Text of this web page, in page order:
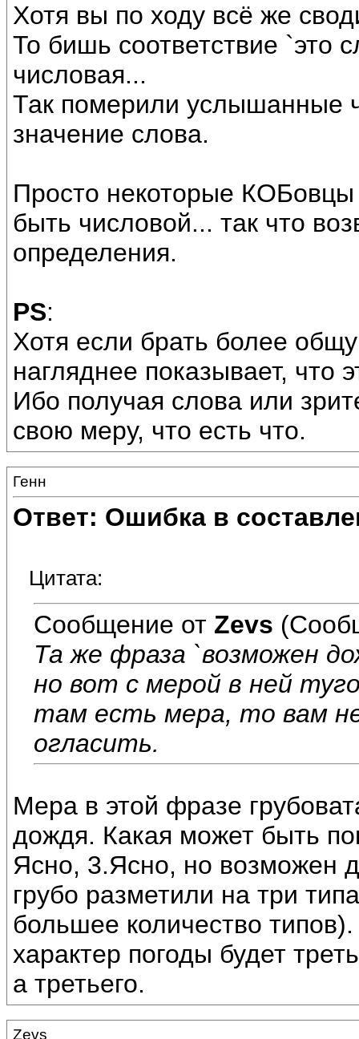
Хотя вы по ходу всё же
То бишь соответствие `это
числовая...
Так померили услышанные
значение слова.
Просто некоторые КОБовцы
быть числовой... так что
определения.
PS:
Хотя если брать более
нагляднее показывает, что
Ибо получая слова или
свою меру, что есть что.
Генн
Ответ: Ошибка в
Цитата:
Сообщение от Zevs
Та же фраза `возможен
но вот с мерой в ней
там есть мера, то вам
огласить.
Мера в этой фразе
дождя. Какая может быть
Ясно, 3.Ясно, но возможен
грубо разметили на три
большее количество
характер погоды будет
а третьего.
Zevs